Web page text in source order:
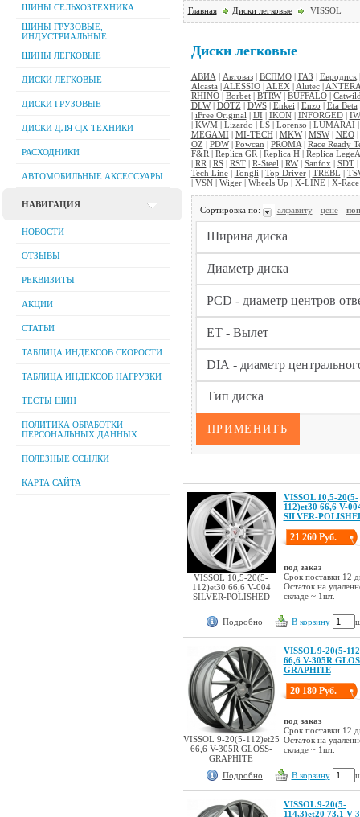
ШИНЫ СЕЛЬХОЗТЕХНИКА
ШИНЫ ГРУЗОВЫЕ,
ИНДУСТРИАЛЬНЫЕ
ШИНЫ ЛЕГКОВЫЕ
ДИСКИ ЛЕГКОВЫЕ
ДИСКИ ГРУЗОВЫЕ
ДИСКИ ДЛЯ C|Х ТЕХНИКИ
РАСХОДНИКИ
АВТОМОБИЛЬНЫЕ АКСЕССУАРЫ
НАВИГАЦИЯ
НОВОСТИ
ОТЗЫВЫ
РЕКВИЗИТЫ
АКЦИИ
СТАТЬИ
ТАБЛИЦА ИНДЕКСОВ СКОРОСТИ
ТАБЛИЦА ИНДЕКСОВ НАГРУЗКИ
ТЕСТЫ ШИН
ПОЛИТИКА ОБРАБОТКИ
ПЕРСОНАЛЬНЫХ ДАННЫХ
ПОЛЕЗНЫЕ ССЫЛКИ
КАРТА САЙТА
Главная Диски легковые VISSOL
Диски легковые
АВИА | Автоваз| ВСПМО| ГАЗ | Евродиск
Alcasta | ALESSIO| ALEX | Alutec| ANTERA
RHINO| Borbet| BTRW| BUFFALO|
DLW| DOTZ | DWS| Enkei | Enzo | Eta Beta
| iFree Original | IJI | IKON| INFORGED|
| KWM| Lizardo | LS| Lorenso | LUMARAI
MEGAMI | MI-TECH| MKW| MSW| NEO|
OZ | PDW| Powcan | PROMA| Race Ready
F&R | Replica GR | Replica H| Replica
| RR | RS| RST| R-Steel | RW| Sanfox | SDT|
Tech Line| Tongli | Top Driver| TREBL |
| VSN| Wiger| Wheels Up | X-LINE| X-Race
Сортировка по: алфавиту- цене-
VISSOL 10,5-20(5-
112)et30 66,6 V-004
SILVER-POLISHED
VISSOL 10,5-20(5-
112)et30 66,6 V-
SILVER-
21 260 Руб.
под заказ
Срок поставки 12
Остаток на
складе ~ 1шт.
Подробно В корзину
VISSOL 9-20(5-112)et25
66,6 V-305R GLOSS-
GRAPHITE
VISSOL 9-20(5-
66,6 V-305R
GRAPHITE
20 180 Руб.
под заказ
Срок поставки 12
Остаток на
складе ~ 1шт.
Подробно В корзину
VISSOL 9-20(5-
114,3)et20 73,1 V-